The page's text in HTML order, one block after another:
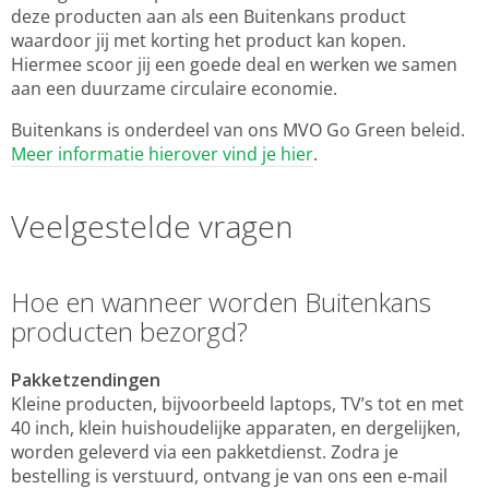
deze producten aan als een Buitenkans product
waardoor jij met korting het product kan kopen.
Hiermee scoor jij een goede deal en werken we samen
aan een duurzame circulaire economie.
Buitenkans is onderdeel van ons MVO Go Green beleid.
Meer informatie hierover vind je hier.
Veelgestelde vragen
Hoe en wanneer worden Buitenkans
producten bezorgd?
Pakketzendingen
Kleine producten, bijvoorbeeld laptops, TV’s tot en met
40 inch, klein huishoudelijke apparaten, en dergelijken,
worden geleverd via een pakketdienst. Zodra je
bestelling is verstuurd, ontvang je van ons een e-mail